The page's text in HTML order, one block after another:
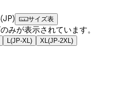
(JP) サイズ表
みが表示されています。
L(JP-XL) XL(JP-2XL)